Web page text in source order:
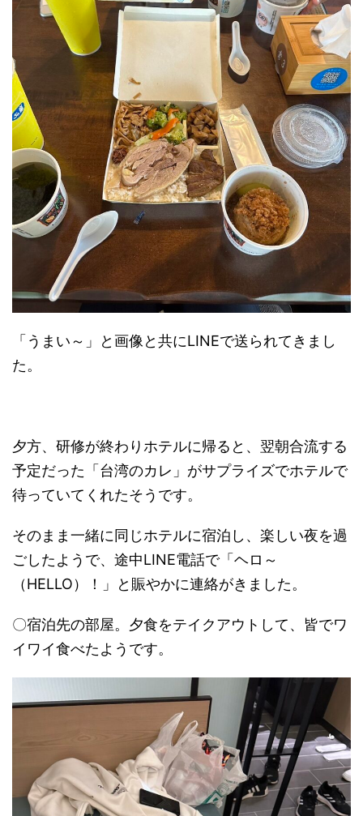
「うまい～」と画像と共にLINEで送られてきまし
た。
夕方、研修が終わりホテルに帰ると、翌朝合流する
予定だった「台湾のカレ」がサプライズでホテルで
待っていてくれたそうです。
そのまま一緒に同じホテルに宿泊し、楽しい夜を過
ごしたようで、途中LINE電話で「ヘロ～
（HELLO）！」と賑やかに連絡がきました。
〇宿泊先の部屋。夕食をテイクアウトして、皆でワ
イワイ食べたようです。